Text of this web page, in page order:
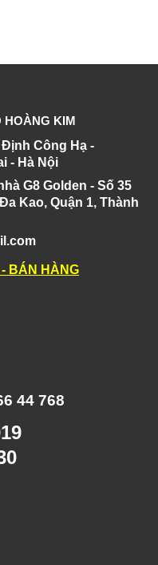
HOÀNG KIM
Công Hạ -
- Hà Nội
G8 Golden - Số 35
Kao, Quận 1, Thành
BÁN HÀNG
44 768